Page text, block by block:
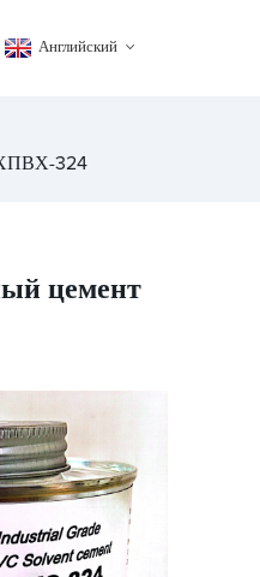
Английский
ХПВХ-324
цемент